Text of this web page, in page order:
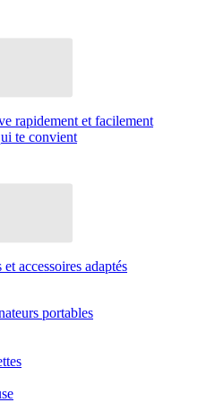
rapidement et facilement
te convient
accessoires adaptés
portables